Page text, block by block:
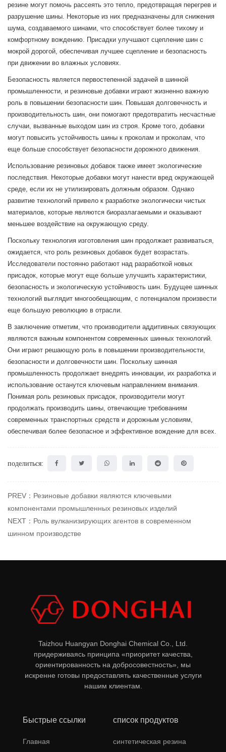
резине могут помочь рассеять это тепло, предотвращая перегрев и
разрушение шины. Некоторые из них предназначены для снижения
шума, создаваемого шинами, что способствует более тихому и
комфортному вождению. Присадки улучшают сцепление шин с
мокрой дорогой, обеспечивая лучшее сцепление и безопасность
при движении во влажных условиях.
Безопасность является первостепенной задачей в шинной
промышленности, и резиновые добавки играют жизненно важную
роль в повышении безопасности шин. Повышая долговечность и
производительность шин, они помогают предотвратить несчастные
случаи, вызванные выходом шин из строя. Кроме того, добавки
могут повысить устойчивость шины к проколам и проколам, что
еще больше способствует безопасности дорожного движения.
Использование резиновых добавок также имеет экологические
последствия. Некоторые добавки могут нанести вред окружающей
среде, если их не утилизировать должным образом. Однако
развитие технологий привело к разработке экологически чистых
материалов, которые являются биоразлагаемыми и оказывают
меньшее воздействие на окружающую среду.
Поскольку технология изготовления шин продолжает развиваться,
ожидается, что роль резиновых добавок будет возрастать.
Исследователи постоянно работают над разработкой новых
присадок, которые могут еще больше улучшить характеристики,
безопасность и экологическую устойчивость шин. Будущее шинных
технологий выглядит многообещающим, с потенциалом произвести
еще большую революцию в отрасли.
В заключение отметим, что производители аддитивных связующих
являются важным компонентом современных шинных технологий.
Они играют решающую роль в повышении производительности,
безопасности и долговечности шин. Поскольку шинная
промышленность продолжает внедрять инновации, их разработка и
использование останутся ключевым направлением внимания.
Понимая роль резиновых присадок, производители могут
продолжать производить шины, отвечающие требованиям
современных транспортных средств и дорожным условиям,
обеспечивая более безопасное и эффективное вождение для всех.
поделиться:
PREV：Резиновые добавки являются ключевыми
компонентами промышленных резиновых изделий
NEXT：Роль вулканизирующих агентов в современном
шинном производстве
Taizhou Huangyan Donghai Chemical Co., Ltd.
придерживаясь принципа «приоритет качества,
ориентированность на добросовестность», мы
искренне готовы предоставлять качественные услуги
нашим клиентам.
Быстрые ссылки
Главная
список продуктов
синтетическая резина